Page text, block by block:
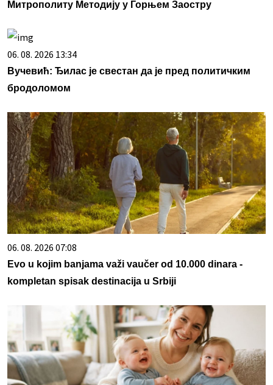
Митрополиту Методију у Горњем Заостру
06. 08. 2026 13:34
Вучевић: Ђилас је свестан да је пред политичким
бродоломом
06. 08. 2026 07:08
Evo u kojim banjama važi vaučer od 10.000 dinara -
kompletan spisak destinacija u Srbiji